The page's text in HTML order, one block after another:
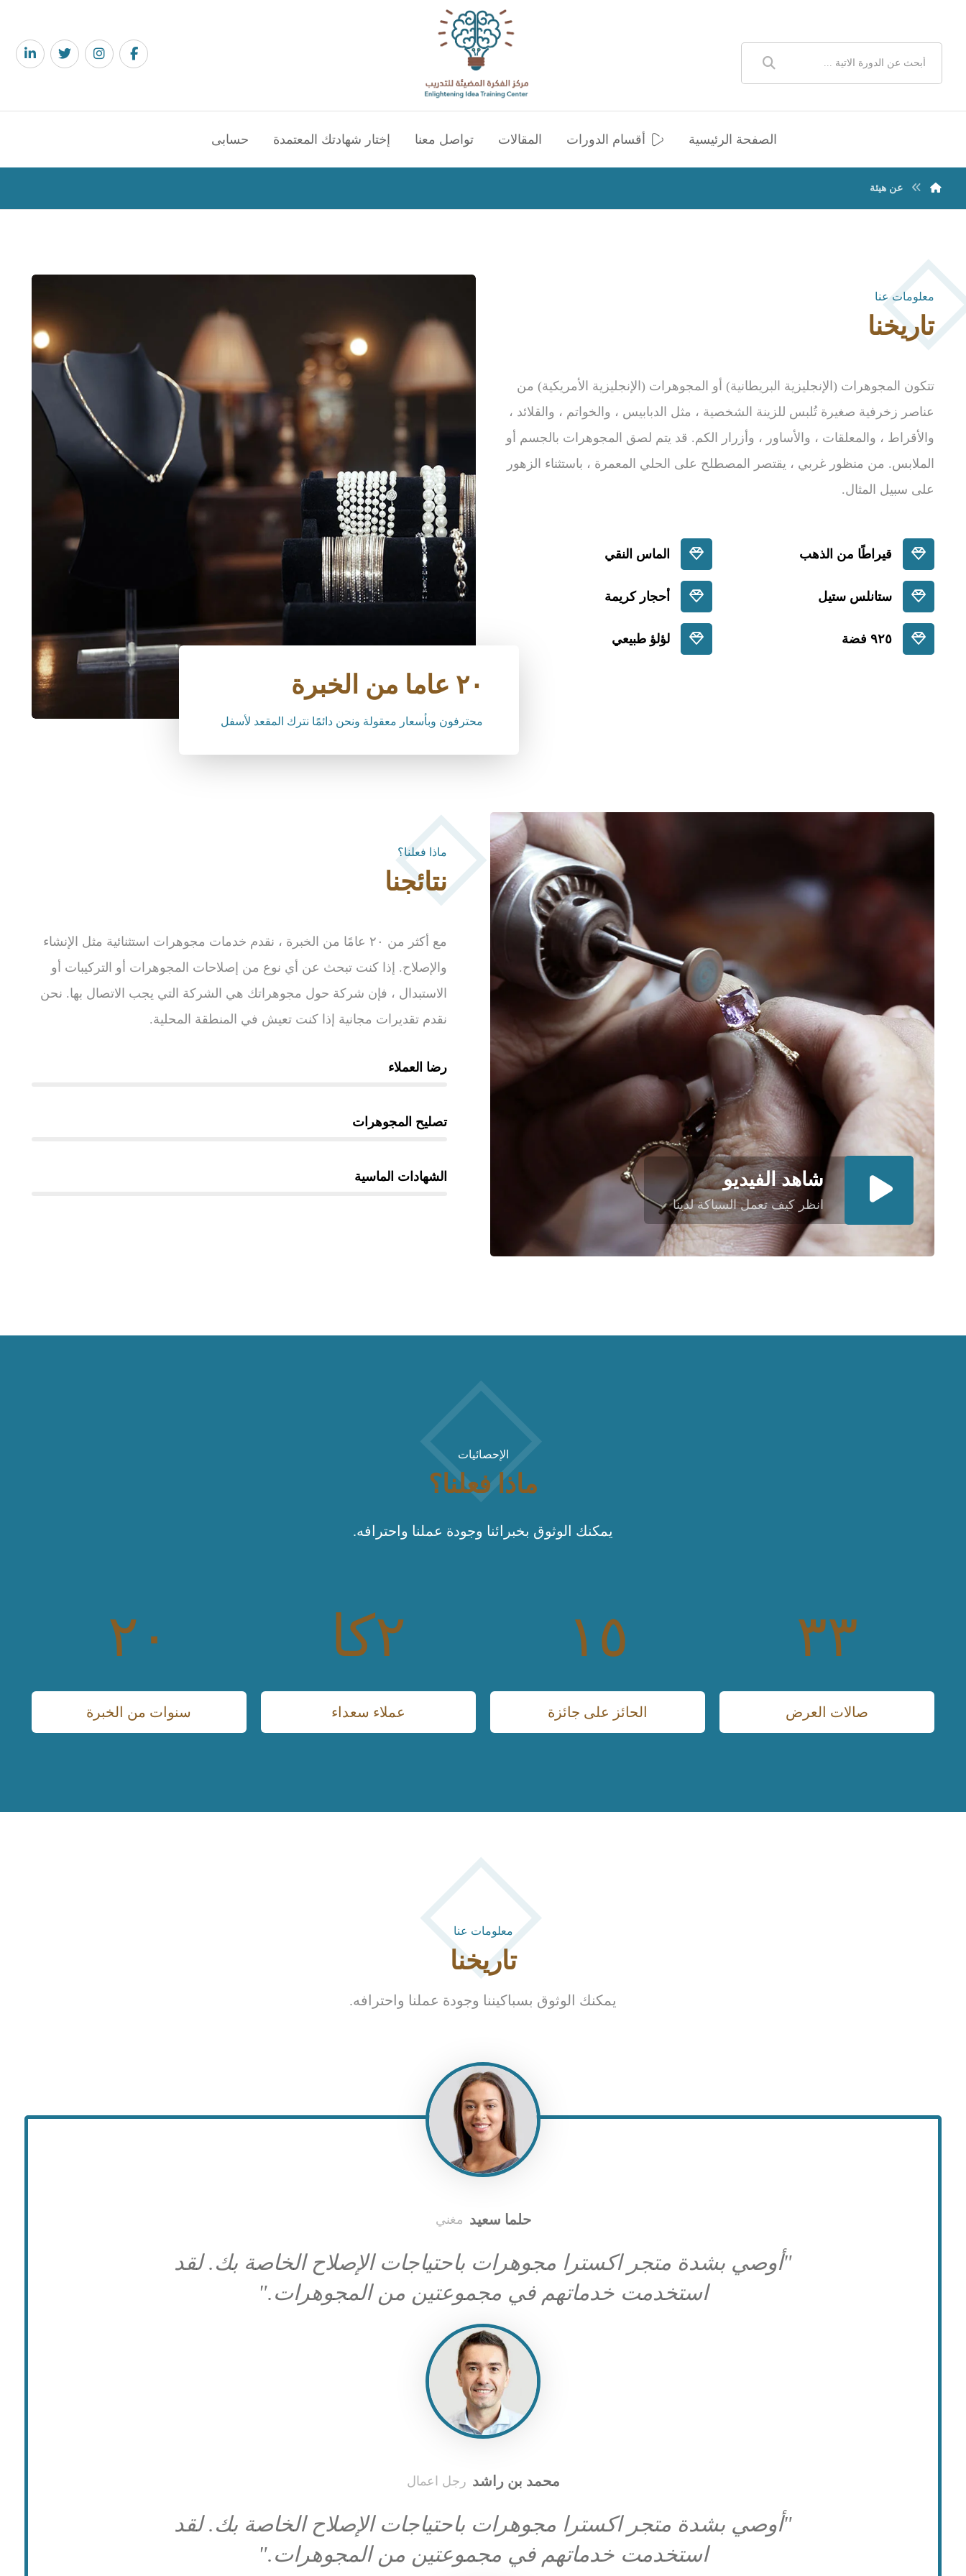
الصفحة الرئيسية أقسام الدورات المقالات تواصل معنا إختار شهادتك المعتمدة حسابى
عن هيئة
معلومات عنا
تاريخنا
تتكون المجوهرات (الإنجليزية البريطانية) أو المجوهرات (الإنجليزية الأمريكية) من
عناصر زخرفية صغيرة تُلبس للزينة الشخصية ، مثل الدبابيس ، والخواتم ، والقلائد ،
والأقراط ، والمعلقات ، والأساور ، وأزرار الكم. قد يتم لصق المجوهرات بالجسم أو
الملابس. من منظور غربي ، يقتصر المصطلح على الحلي المعمرة ، باستثناء الزهور
على سبيل المثال.
الماس النقي قيراطًا من الذهب
أحجار كريمة ستانلس ستيل
لؤلؤ طبيعي ٩٢٥ فضة
٢٠ عاما من الخبرة
محترفون وبأسعار معقولة ونحن دائمًا نترك المقعد لأسفل
شاهد الفيديو
انظر كيف تعمل السباكة لدينا
ماذا فعلنا؟
نتائجنا
مع أكثر من ٢٠ عامًا من الخبرة ، نقدم خدمات مجوهرات استثنائية مثل الإنشاء
والإصلاح. إذا كنت تبحث عن أي نوع من إصلاحات المجوهرات أو التركيبات أو
الاستبدال ، فإن شركة حول مجوهراتك هي الشركة التي يجب الاتصال بها. نحن
نقدم تقديرات مجانية إذا كنت تعيش في المنطقة المحلية.
رضا العملاء
تصليح المجوهرات
الشهادات الماسية
الإحصائيات
ماذا فعلنا؟
يمكنك الوثوق بخبرائنا وجودة عملنا واحترافه.
٣٣
صالات العرض
١٥
الحائز على جائزة
٢کا
عملاء سعداء
٢٠
سنوات من الخبرة
معلومات عنا
تاريخنا
يمكنك الوثوق بسباكيننا وجودة عملنا واحترافه.
حلما سعید مغني
"أوصي بشدة متجر اکسترا مجوهرات باحتياجات الإصلاح الخاصة بك. لقد
استخدمت خدماتهم في مجموعتين من المجوهرات."
محمد بن راشد رجل اعمال
"أوصي بشدة متجر اکسترا مجوهرات باحتياجات الإصلاح الخاصة بك. لقد
استخدمت خدماتهم في مجموعتين من المجوهرات."